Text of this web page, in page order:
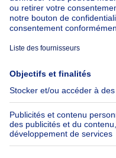
À propos
Immoweb
Presse
Emplois
Groupe Axel Springer
SeLoger.com
Immowelt.de